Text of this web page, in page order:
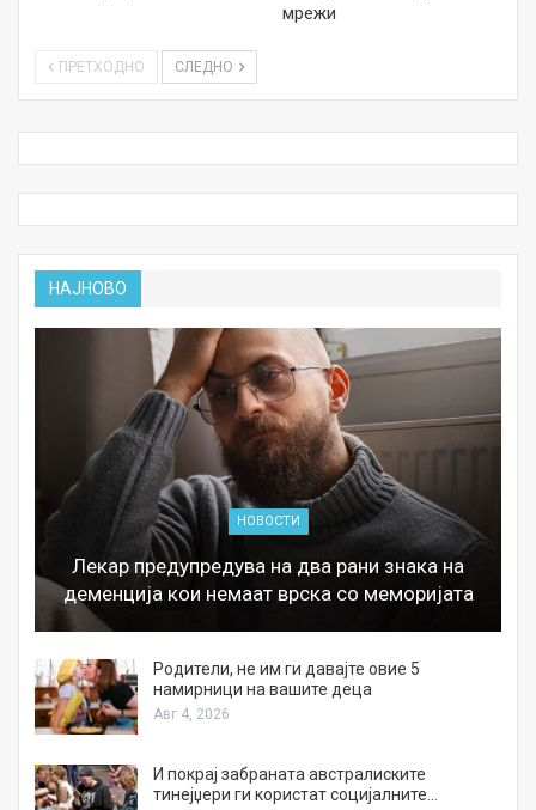
мрежи
ПРЕТХОДНО СЛЕДНО
НАЈНОВО
НОВОСТИ
Лекар предупредува на два рани знака на
деменција кои немаат врска со меморијата
Родители, не им ги давајте овие 5
намирници на вашите деца
Авг 4, 2026
И покрај забраната австралиските
тинејџери ги користат социјалните…